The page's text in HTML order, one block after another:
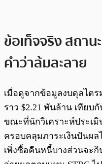
ข้อเท็จจริง สถาน
คำว่าล้มละลาย
เมื่อดูจากข้อมูลงบดุลไตร
ราว $2.21 พันล้าน เทียบ
ขณะที่นักวิเคราะห์ประเ
ครอบคลุมภาระเงินปันผล
เพิ่งซื้อคืนหนี้บางส่วนจะกิ